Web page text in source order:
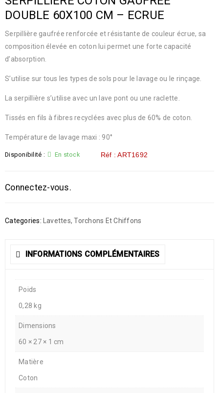
DOUBLE 60X100 CM – ECRUE
Serpillière gaufrée renforcée et résistante de couleur écrue, sa
composition élevée en coton lui permet une forte capacité
d’absorption.
S’utilise sur tous les types de sols pour le lavage ou le rinçage.
La serpillière s’utilise avec un lave pont ou une raclette.
Tissés en fils à fibres recyclées avec plus de 60% de coton.
Température de lavage maxi : 90°
Disponibilité : En stock Réf : ART1692
Connectez-vous.
Categories: Lavettes, Torchons Et Chiffons
INFORMATIONS COMPLÉMENTAIRES
Poids
0,28 kg
Dimensions
60 × 27 × 1 cm
Matière
Coton